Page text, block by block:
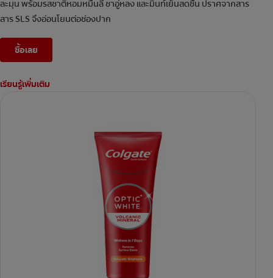
ละมุน พร้อมรสชาติหอมหมื่นลี้ ชาอู่หลง และมิ้นท์เย็นสดชื่น ปราศจากสาร
สาร SLS จึงอ่อนโยนต่อช่องปาก
ซื้อเลย
เรียนรู้เพิ่มเติม